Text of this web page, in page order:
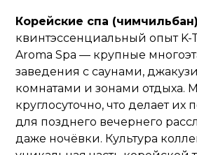
Корейские спа (чимчильбан)
квинтэссенциальный опыт K-
Aroma Spa — крупные
заведения с саунами,
комнатами и зонами отдыха.
круглосуточно, что делает
для позднего вечернего
даже ночёвки. Культура